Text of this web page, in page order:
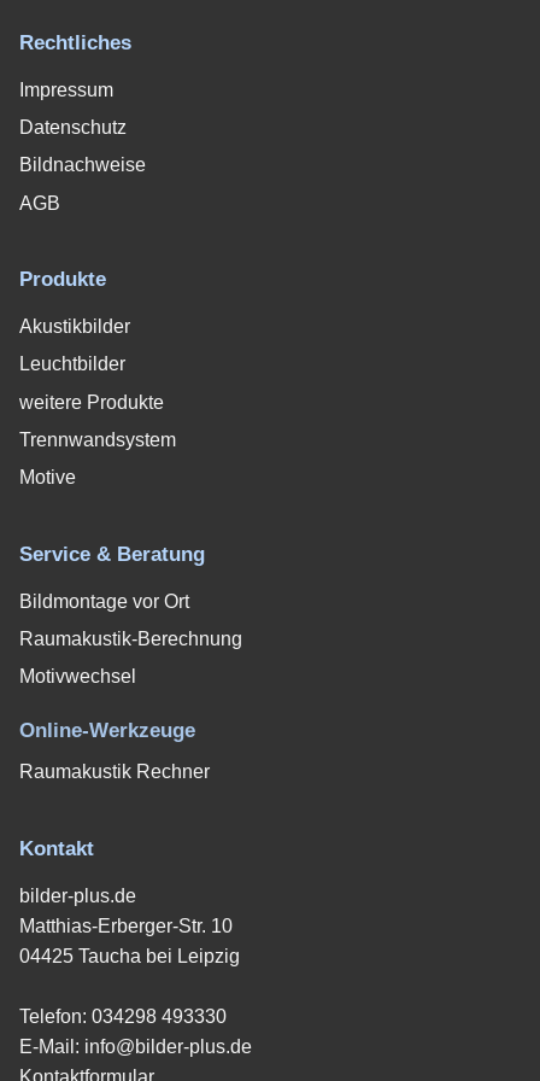
Rechtliches
Impressum
Datenschutz
Bildnachweise
AGB
Produkte
Akustikbilder
Leuchtbilder
weitere Produkte
Trennwandsystem
Motive
Service & Beratung
Bildmontage vor Ort
Raumakustik-Berechnung
Motivwechsel
Online-Werkzeuge
Raumakustik Rechner
Kontakt
bilder-plus.de
Matthias-Erberger-Str. 10
04425 Taucha bei Leipzig
Telefon: 034298 493330
E-Mail: info@bilder-plus.de
Kontaktformular